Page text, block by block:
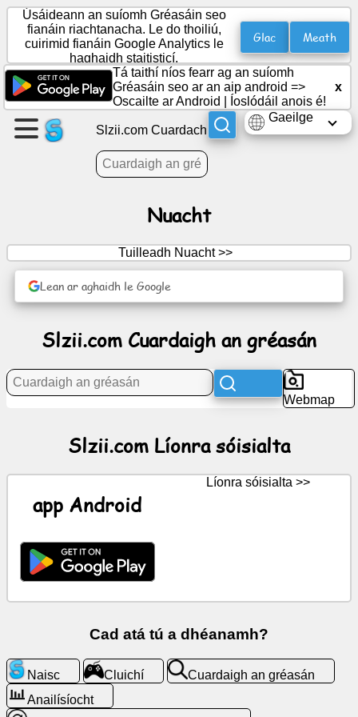
Cruthaigh
leathanach
Cruthaigh
grúpa
oibre
Nuacht
in
Vicí
Cuardaigh
an
Úsáideann an suíomh Gréasáin seo
fianáin riachtanacha. Le do thoiliú,
cuirimid fianáin Google Analytics le
haghaidh staitisticí.
Glac Meath
Tá taithí níos fearr ag an suíomh
Gréasáin seo ar an aip android =>
Oscailte ar Android
Íoslódáil anois é!
x
Gaeilge
Slzii.com Cuardach
Nuacht
Tuilleadh Nuacht >>
Lean ar aghaidh le Google
Slzii.com Cuardaigh an gréasán
Webmap
Slzii.com Líonra sóisialta
app Android
Líonra sóisialta >>
Cad atá tú a dhéanamh?
Naisc Cluichí
Cuardaigh an gréasán
Anailísíocht